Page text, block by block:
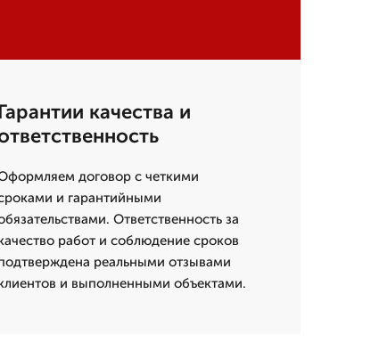
качества и
договор с четкими
и гарантийными
Ответственность за
работ и соблюдение сроков
реальными отзывами
и выполненными объектами.